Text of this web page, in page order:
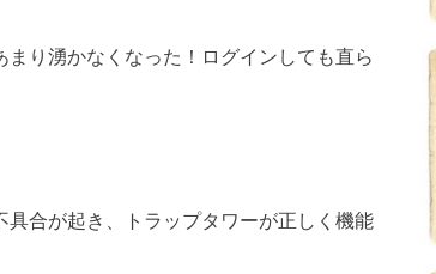
り湧かなくなった！ログインしても直ら
合が起き、トラップタワーが正しく機能